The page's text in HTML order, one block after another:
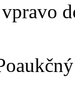
vpravo